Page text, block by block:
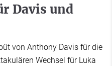
Davis und
von Anthony Davis für die
Wechsel für Luka